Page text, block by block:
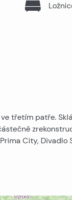
třetím patře.
City,